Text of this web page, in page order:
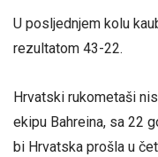
U posljednjem kolu
rezultatom 43-22.
Hrvatski rukometaši
ekipu Bahreina, sa 22
bi Hrvatska prošla u